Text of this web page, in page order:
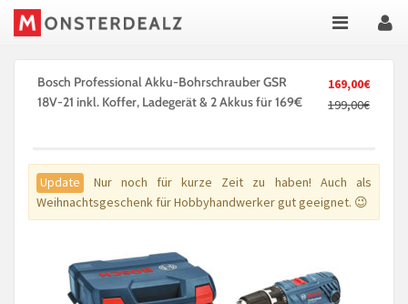
169,00€
199,00€
Bosch Professional Akku-Bohrschrauber GSR
18V-21 inkl. Koffer, Ladegerät & 2 Akkus für 169€
Update
Nur noch für kurze Zeit zu haben! Auch als
Weihnachtsgeschenk für Hobbyhandwerker gut geeignet. 😉